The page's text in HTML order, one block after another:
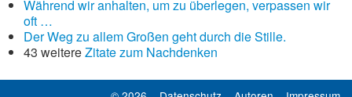
Während wir anhalten, um zu überlegen, verpassen wir
oft …
Der Weg zu allem Großen geht durch die Stille.
43 weitereZitate zum Nachdenken